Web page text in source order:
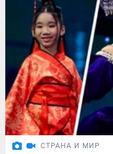
СТРАНА И МИР